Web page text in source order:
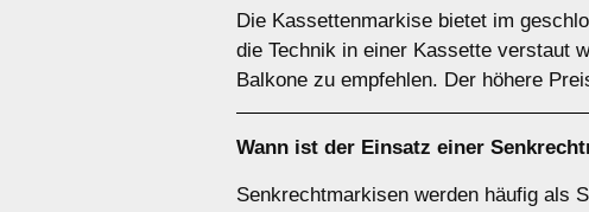
Die Kassettenmarkise bietet im
die Technik in einer Kassette verstaut
Balkone zu empfehlen. Der höhere
Wann ist der Einsatz einer
Senkrechtmarkisen werden häufig als